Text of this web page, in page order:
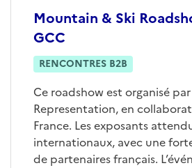
Mountain & Ski
GCC
RENCONTRES B2B
Ce roadshow est organisé
Representation, en
France. Les exposants
internationaux, avec une
de partenaires français.